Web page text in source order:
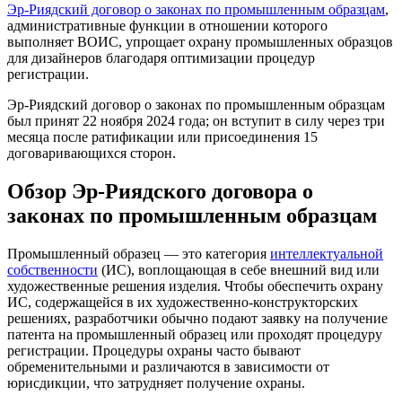
Эр-Риядский договор о законах по промышленным образцам,
административные функции в отношении которого
выполняет ВОИС, упрощает охрану промышленных образцов
для дизайнеров благодаря оптимизации процедур
регистрации.
Эр-Риядский договор о законах по промышленным образцам
был принят 22 ноября 2024 года; он вступит в силу через три
месяца после ратификации или присоединения 15
договаривающихся сторон.
Обзор Эр-Риядского договора о
законах по промышленным образцам
Промышленный образец — это категория интеллектуальной
собственности (ИС), воплощающая в себе внешний вид или
художественные решения изделия. Чтобы обеспечить охрану
ИС, содержащейся в их художественно-конструкторских
решениях, разработчики обычно подают заявку на получение
патента на промышленный образец или проходят процедуру
регистрации. Процедуры охраны часто бывают
обременительными и различаются в зависимости от
юрисдикции, что затрудняет получение охраны.